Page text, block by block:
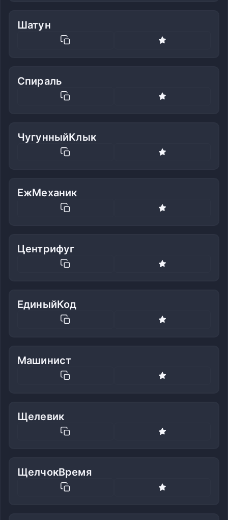
Шатун
Спираль
ЧугунныйКлык
ЕжМеханик
Центрифуг
ЕдиныйКод
Машинист
Щелевик
ЩелчокВремя